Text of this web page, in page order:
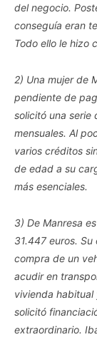
del negocio.
conseguía eran
Todo ello le hizo
2) Una mujer de
pendiente de
solicitó una serie
mensuales. Al
varios créditos
de edad a su
más esenciales.
3) De Manresa
31.447 euros.
compra de un
acudir en
vivienda
solicitó
extraordinario.